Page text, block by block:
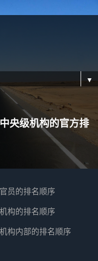
▼
央级机构的官方排
名顺序
名顺序
的排名顺序